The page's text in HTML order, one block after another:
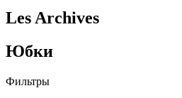
Les Archives
Юбки
Фильтры